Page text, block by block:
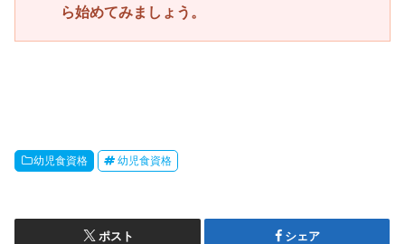
ら始めてみましょう。
幼児食資格 幼児食資格
ポスト シェア